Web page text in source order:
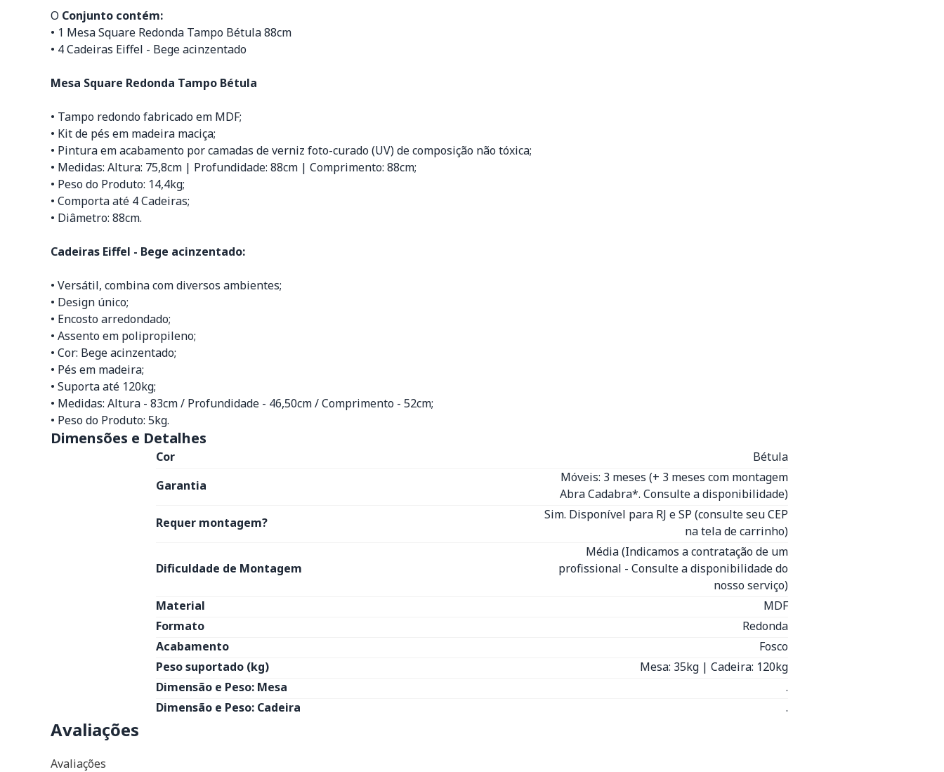
O Conjunto contém:
• 1 Mesa Square Redonda Tampo Bétula 88cm
• 4 Cadeiras Eiffel - Bege acinzentado
Mesa Square Redonda Tampo Bétula
• Tampo redondo fabricado em MDF;
• Kit de pés em madeira maciça;
• Pintura em acabamento por camadas de verniz foto-curado (UV) de composição não tóxica;
• Medidas: Altura: 75,8cm | Profundidade: 88cm | Comprimento: 88cm;
• Peso do Produto: 14,4kg;
• Comporta até 4 Cadeiras;
• Diâmetro: 88cm.
Cadeiras Eiffel - Bege acinzentado:
• Versátil, combina com diversos ambientes;
• Design único;
• Encosto arredondado;
• Assento em polipropileno;
• Cor: Bege acinzentado;
• Pés em madeira;
• Suporta até 120kg;
• Medidas: Altura - 83cm / Profundidade - 46,50cm / Comprimento - 52cm;
• Peso do Produto: 5kg.
Dimensões e Detalhes
Cor
Bétula
Garantia
Móveis: 3 meses (+ 3 meses com montagem
Abra Cadabra*. Consulte a disponibilidade)
Requer montagem?
Sim. Disponível para RJ e SP (consulte seu CEP
na tela de carrinho)
Dificuldade de Montagem
Média (Indicamos a contratação de um
profissional - Consulte a disponibilidade do
nosso serviço)
Material
MDF
Formato
Redonda
Acabamento
Fosco
Peso suportado (kg)
Mesa: 35kg | Cadeira: 120kg
Dimensão e Peso: Mesa
.
Dimensão e Peso: Cadeira
.
Avaliações
Avaliações